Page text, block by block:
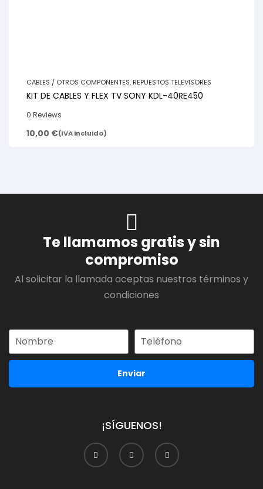
CABLES / OTROS COMPONENTES, REPUESTOS TELEVISORES
KIT DE CABLES Y FLEX TV SONY KDL-40RE450
0 Reviews
10,00 €(IVA incluido)
Te llamamos gratis y sin
compromiso
Al solicitar la llamada aceptas nuestros términos y
condiciones
Enviar
¡SÍGUENOS!